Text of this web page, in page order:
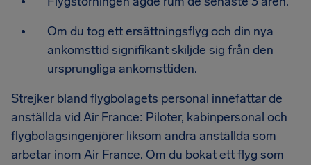
Om du tog ett ersättningsflyg och din nya
ankomsttid signifikant skiljde sig från den
ursprungliga ankomsttiden.
Strejker bland flygbolagets personal innefattar de
anställda vid Air France: Piloter, kabinpersonal och
flygbolagsingenjörer liksom andra anställda som
arbetar inom Air France. Om du bokat ett flyg som